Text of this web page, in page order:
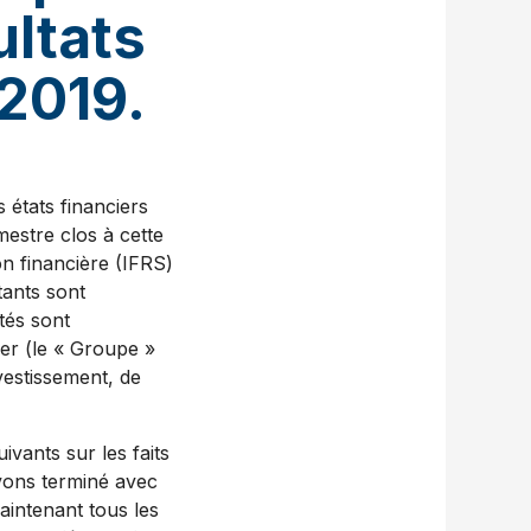
états financiers
clos à cette
financière (IFRS)
sont
sont
(le « Groupe »
de
217$ Incidence sur le résultat dilué par action Résultat dilué par action comme présenté 0,88$ 1,13$ 1,41$ Éléments d’ajustement Charges de restructuration 0,03 0,02 0,02 Éléments liés aux regroupements d’entreprises 0,07 0,07 0,07 0,10 0,08 0,09 Résultat dilué par action ajusté (5) 0,98$ 1,22$ 1,49$ (1) Les charges de restructuration découlent de l’optimisation de nos activités des Services aux particuliers ainsi que de la réorganisation des activités de courtage de détail effectuée au premier trimestre 2019, et ont trait principalement aux salaires, aux provisions liées à la résiliation de contrats de location, aux frais de communication et aux honoraires professionnels. Les charges de restructuration sont incluses au poste Frais autres que d’intérêt. (2) L’amortissement de la prime nette sur les instruments financiers acquis découle d’un profit non récurrent lié à l’acquisition d’une entreprise en 2012 et est inclus au poste Amortissement de la prime nette sur les instruments financiers acquis. (3) L’amortissement des immobilisations incorporelles liées aux acquisitions découle d’acquisitions d’entreprises effectuées en 2016 et en 2017 et est inclus au poste Frais autres que d’intérêt. (4) Les autres frais liés aux regroupements d’entreprises découlent de l’intégration d’une entreprise acquise en 2016 et sont inclus au poste Frais autres que d’intérêt. (5) L’incidence par action des éléments d’ajustement diffère en raison de l’arrondissement pour les trimestres clos le 31 octobre 2018 et le 31 janvier 2018. Plan stratégique Tel qu’il a été mentionné précédemment, nous continuons d’investir dans nos gens, nos processus et nos technologies. Nous demeurons engagés à mettre en œuvre notre plan stratégique et à réaliser notre objectif ultime : améliorer la performance de la Banque et atteindre un niveau de rentabilité semblable à celu